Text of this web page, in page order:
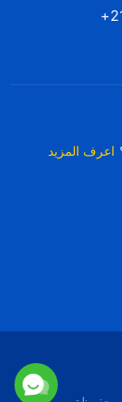
اعرف المزيد